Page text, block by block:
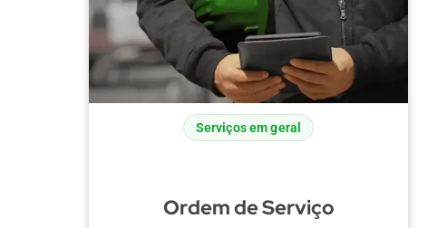
Serviços em geral
Ordem de Serviço